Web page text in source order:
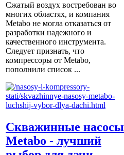
Сжатый воздух востребован во
многих областях, и компания
Metabo не могла отказаться от
разработки надежного и
качественного инструмента.
Следует признать, что
компрессоры от Metabо,
пополнили список ...
Скважинные насосы
Metabo - лучший